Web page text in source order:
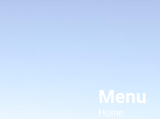
Menu
Home